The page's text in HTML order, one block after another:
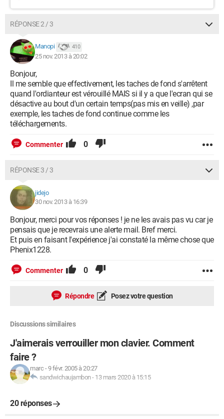
RÉPONSE 2 / 3
Manopi 410
25 nov. 2013 à 20:02
Bonjour,
Il me semble que effectivement, les taches de fond s'arrêtent
quand l'ordianteur est vérouillé MAIS si il y a que l'ecran qui se
désactive au bout d'un certain temps(pas mis en veille) ,par
exemple, les taches de fond continue comme les
téléchargements.
Commenter 0
RÉPONSE 3 / 3
jidejo
30 nov. 2013 à 16:39
Bonjour, merci pour vos réponses ! je ne les avais pas vu car je
pensais que je recevrais une alerte mail. Bref merci.
Et puis en faisant l'expérience j'ai constaté la même chose que
Phenix1228.
Commenter 0
Répondre Posez votre question
Discussions similaires
J'aimerais verrouiller mon clavier. Comment
faire ?
marc -9 févr. 2005 à 20:27
sandwichaujambon- 13 mars 2020 à 15:15
20 réponses